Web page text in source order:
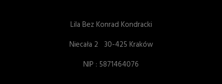
Lila Bez Konrad Kondracki
Niecała 2 30-425 Kraków
NIP : 5871464076